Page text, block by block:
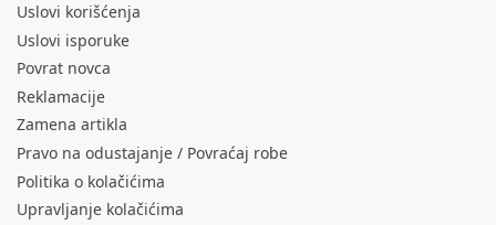
Uslovi korišćenja
Uslovi isporuke
Povrat novca
Reklamacije
Zamena artikla
Pravo na odustajanje / Povraćaj robe
Politika o kolačićima
Upravljanje kolačićima